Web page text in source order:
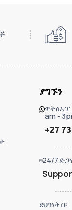
ያግኙን
am -
+27
24/7
ደህንነት በ፡